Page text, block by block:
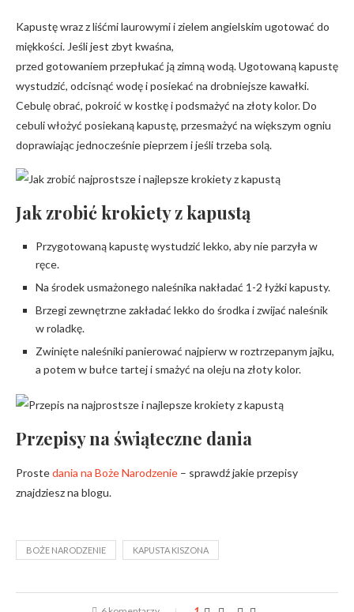
Kapustę wraz z liśćmi laurowymi i zielem angielskim ugotować do
miękkości. Jeśli jest zbyt kwaśna,
przed gotowaniem przepłukać ją zimną wodą. Ugotowaną kapustę
wystudzić, odcisnąć wodę i posiekać na drobniejsze kawałki.
Cebulę obrać, pokroić w kostkę i podsmażyć na złoty kolor. Do
cebuli włożyć posiekaną kapustę, przesmażyć na większym ogniu
doprawiając jednocześnie pieprzem i jeśli trzeba solą.
Jak zrobić krokiety z kapustą
Przygotowaną kapustę wystudzić lekko, aby nie parzyła w
ręce.
Na środek usmażonego naleśnika nakładać 1-2 łyżki kapusty.
Brzegi zewnętrzne zakładać lekko do środka i zwijać naleśnik
w roladkę.
Zwinięte naleśniki panierować najpierw w roztrzepanym jajku,
a potem w bułce tartej i smażyć na oleju na złoty kolor.
Przepisy na świąteczne dania
Prostedania na Boże Narodzenie – sprawdź jakie przepisy
znajdziesz na blogu.
BOŻE NARODZENIE KAPUSTA KISZONA